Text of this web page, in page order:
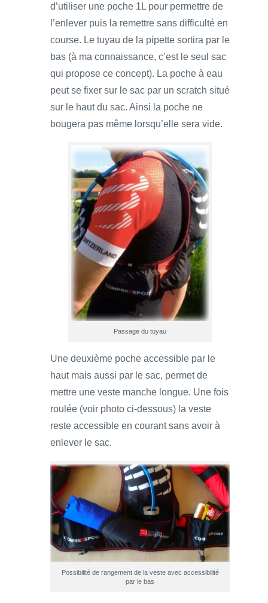
d’utiliser une poche 1L pour permettre de
l’enlever puis la remettre sans difficulté en
course. Le tuyau de la pipette sortira par le
bas (à ma connaissance, c’est le seul sac
qui propose ce concept). La poche à eau
peut se fixer sur le sac par un scratch situé
sur le haut du sac. Ainsi la poche ne
bougera pas même lorsqu’elle sera vide.
Passage du tuyau
Une deuxième poche accessible par le
haut mais aussi par le sac, permet de
mettre une veste manche longue. Une fois
roulée (voir photo ci-dessous) la veste
reste accessible en courant sans avoir à
enlever le sac.
Possibilité de rangement de la veste avec accessibilité
par le bas